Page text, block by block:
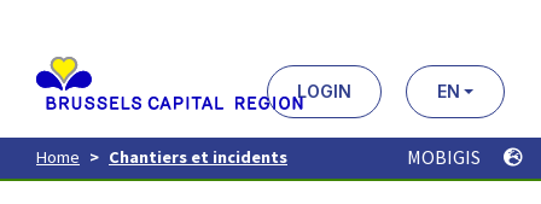
contenu
principal
LOGIN EN
Home Chantiers et incidents MOBIGIS